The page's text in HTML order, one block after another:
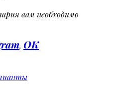
вам необходимо
, OK